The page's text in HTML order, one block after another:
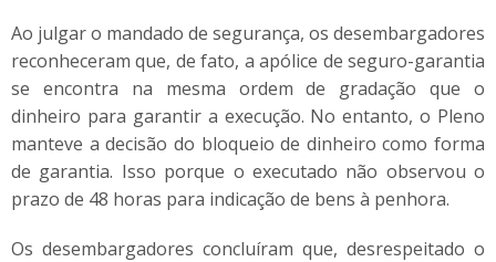
Ao julgar o mandado de segurança, os desembargadores
reconheceram que, de fato, a apólice de seguro-garantia
se encontra na mesma ordem de gradação que o
dinheiro para garantir a execução. No entanto, o Pleno
manteve a decisão do bloqueio de dinheiro como forma
de garantia. Isso porque o executado não observou o
prazo de 48 horas para indicação de bens à penhora.
Os desembargadores concluíram que, desrespeitado o